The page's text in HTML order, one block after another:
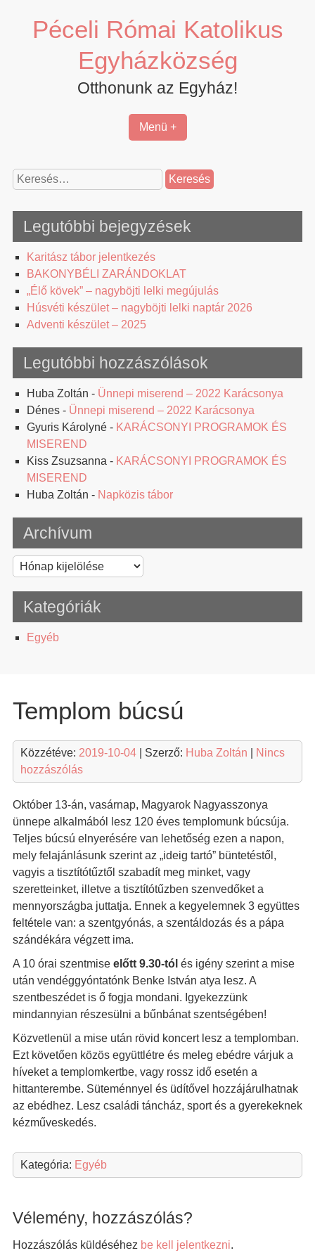
contentPéceli Római Katolikus
Egyházközség
Otthonunk az Egyház!
Menü +
Keresés:
Legutóbbi bejegyzések
Karitász tábor jelentkezés
BAKONYBÉLI ZARÁNDOKLAT
„Élő kövek” – nagyböjti lelki megújulás
Húsvéti készület – nagyböjti lelki naptár 2026
Adventi készület – 2025
Legutóbbi hozzászólások
Huba Zoltán - Ünnepi miserend – 2022 Karácsonya
Dénes- Ünnepi miserend – 2022 Karácsonya
Gyuris Károlyné- KARÁCSONYI PROGRAMOK ÉS
MISEREND
Kiss Zsuzsanna - KARÁCSONYI PROGRAMOK ÉS
MISEREND
Huba Zoltán - Napközis tábor
Archívum
Archívum
Kategóriák
Egyéb
Templom búcsú
Közzétéve: 2019-10-04| Szerző: Huba Zoltán
Nincs
hozzászólás
Október 13-án, vasárnap, Magyarok Nagyasszonya
ünnepe alkalmából lesz 120 éves templomunk búcsúja.
Teljes búcsú elnyerésére van lehetőség ezen a napon,
mely felajánlásunk szerint az „ideig tartó” büntetéstől,
vagyis a tisztítótűztől szabadít meg minket, vagy
szeretteinket, illetve a tisztítótűzben szenvedőket a
mennyországba juttatja. Ennek a kegyelemnek 3 együttes
feltétele van: a szentgyónás, a szentáldozás és a pápa
szándékára végzett ima.
A 10 órai szentmise előtt 9.30-tól és igény szerint a mise
után vendéggyóntatónk Benke István atya lesz. A
szentbeszédet is ő fogja mondani. Igyekezzünk
mindannyian részesülni a bűnbánat szentségében!
Közvetlenül a mise után rövid koncert lesz a templomban.
Ezt követően közös együttlétre és meleg ebédre várjuk a
híveket a templomkertbe, vagy rossz idő esetén a
hittanterembe. Süteménnyel és üdítővel hozzájárulhatnak
az ebédhez. Lesz családi táncház, sport és a gyerekeknek
kézműveskedés.
Kategória: Egyéb
Vélemény, hozzászólás?
Hozzászólás küldéséhez be kell jelentkezni.